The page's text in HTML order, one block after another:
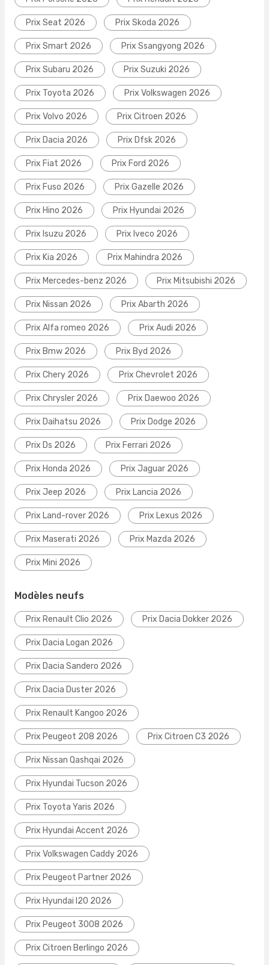
Prix Seat 2026 Prix Skoda 2026
Prix Smart 2026 Prix Ssangyong 2026
Prix Subaru 2026 Prix Suzuki 2026
Prix Toyota 2026 Prix Volkswagen 2026
Prix Volvo 2026 Prix Citroen 2026
Prix Dacia 2026 Prix Dfsk 2026
Prix Fiat 2026 Prix Ford 2026
Prix Fuso 2026 Prix Gazelle 2026
Prix Hino 2026 Prix Hyundai 2026
Prix Isuzu 2026 Prix Iveco 2026
Prix Kia 2026 Prix Mahindra 2026
Prix Mercedes-benz 2026 Prix Mitsubishi 2026
Prix Nissan 2026 Prix Abarth 2026
Prix Alfa romeo 2026 Prix Audi 2026
Prix Bmw 2026 Prix Byd 2026
Prix Chery 2026 Prix Chevrolet 2026
Prix Chrysler 2026 Prix Daewoo 2026
Prix Daihatsu 2026 Prix Dodge 2026
Prix Ds 2026 Prix Ferrari 2026
Prix Honda 2026 Prix Jaguar 2026
Prix Jeep 2026 Prix Lancia 2026
Prix Land-rover 2026 Prix Lexus 2026
Prix Maserati 2026 Prix Mazda 2026
Prix Mini 2026
Modèles neufs
Prix Renault Clio 2026 Prix Dacia Dokker 2026
Prix Dacia Logan 2026
Prix Dacia Sandero 2026
Prix Dacia Duster 2026
Prix Renault Kangoo 2026
Prix Peugeot 208 2026 Prix Citroen C3 2026
Prix Nissan Qashqai 2026
Prix Hyundai Tucson 2026
Prix Toyota Yaris 2026
Prix Hyundai Accent 2026
Prix Volkswagen Caddy 2026
Prix Peugeot Partner 2026
Prix Hyundai I20 2026
Prix Peugeot 3008 2026
Prix Citroen Berlingo 2026